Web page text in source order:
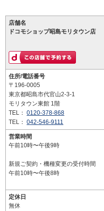
店舗名
ドコモショップ昭島モリタウン店
住所/電話番号
〒196-0005
東京都昭島市代官山2-3-1
モリタウン東館 1階
TEL： 0120-378-868
TEL： 042-546-9111
営業時間
午前10時〜午後9時
新規ご契約・機種変更の受付時間
午前10時〜午後8時
定休日
無休